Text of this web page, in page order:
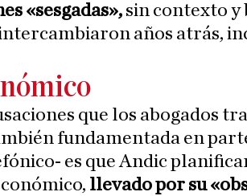
«sesgadas», sin contexto y
años atrás,
que los abogados
fundamentada en
es que Andic
llevado por su